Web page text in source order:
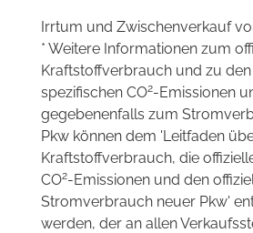
Irrtum und Zwischenverkauf
* Weitere Informationen zum
Kraftstoffverbrauch und zu
spezifischen CO2-Emissionen
gegebenenfalls zum
Pkw können dem 'Leitfaden
Kraftstoffverbrauch, die
CO2-Emissionen und den
Stromverbrauch neuer Pkw'
werden, der an allen